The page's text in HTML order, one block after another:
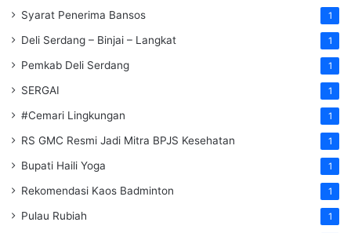
Syarat Penerima Bansos 1
Deli Serdang – Binjai – Langkat 1
Pemkab Deli Serdang 1
SERGAI 1
#Cemari Lingkungan 1
RS GMC Resmi Jadi Mitra BPJS Kesehatan 1
Bupati Haili Yoga 1
Rekomendasi Kaos Badminton 1
Pulau Rubiah 1